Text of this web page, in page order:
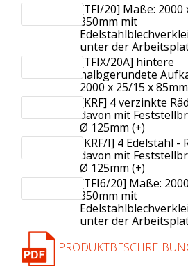
[TFI/20] Maße: 2000
850mm mit
unter der
[TFIX/20A] hintere
halbgerundete
2000 x 25/15 x
[KRF] 4 verzinkte
davon mit
Ø 125mm (+)
[KRF/I] 4 Edelstahl -
davon mit
Ø 125mm (+)
[TFI6/20] Maße:
850mm mit
unter der